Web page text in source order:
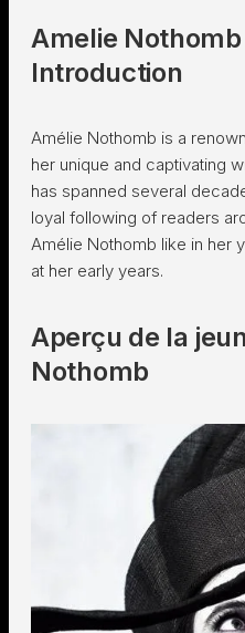
Amelie
Introduction
Amélie Nothomb is a
her unique and captivating
has spanned several
loyal following of readers
Amélie Nothomb like in her
at her early years.
Aperçu de la
Nothomb